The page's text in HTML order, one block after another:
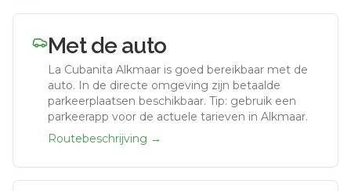
Met de auto
La Cubanita Alkmaar is goed bereikbaar met de
auto. In de directe omgeving zijn betaalde
parkeerplaatsen beschikbaar. Tip: gebruik een
parkeerapp voor de actuele tarieven in Alkmaar.
Routebeschrijving →